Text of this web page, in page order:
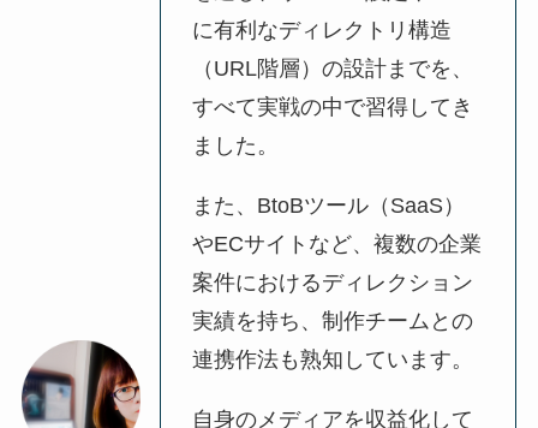
に有利なディレクトリ構造
（URL階層）の設計までを、
すべて実戦の中で習得してき
ました。
また、BtoBツール（SaaS）
やECサイトなど、複数の企業
案件におけるディレクション
実績を持ち、制作チームとの
連携作法も熟知しています。
自身のメディアを収益化して